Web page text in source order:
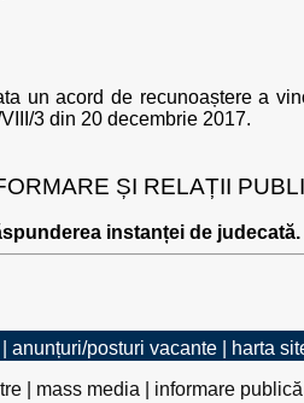
un acord de recunoaștere a
3 din 20 decembrie 2017.
ȘI RELAȚII
instanței de judecată.
anunțuri/posturi vacante| harta
| mass media informare publică